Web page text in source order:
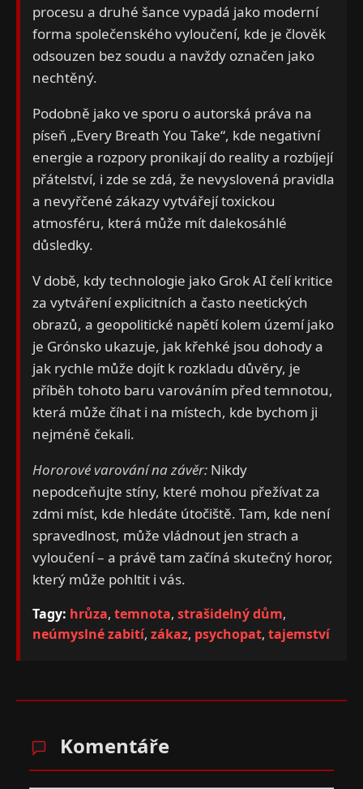
procesu a druhé šance vypadá jako moderní
forma společenského vyloučení, kde je člověk
odsouzen bez soudu a navždy označen jako
nechtěný.
Podobně jako ve sporu o autorská práva na
píseň „Every Breath You Take“, kde negativní
energie a rozpory pronikají do reality a rozbíjejí
přátelství, i zde se zdá, že nevyslovená pravidla
a nevyřčené zákazy vytvářejí toxickou
atmosféru, která může mít dalekosáhlé
důsledky.
V době, kdy technologie jako Grok AI čelí kritice
za vytváření explicitních a často neetických
obrazů, a geopolitické napětí kolem území jako
je Grónsko ukazuje, jak křehké jsou dohody a
jak rychle může dojít k rozkladu důvěry, je
příběh tohoto baru varováním před temnotou,
která může číhat i na místech, kde bychom ji
nejméně čekali.
Hororové varování na závěr: Nikdy
nepodceňujte stíny, které mohou přežívat za
zdmi míst, kde hledáte útočiště. Tam, kde není
spravedlnost, může vládnout jen strach a
vyloučení – a právě tam začíná skutečný horor,
který může pohltit i vás.
Tagy: hrůza, temnota, strašidelný dům,
neúmyslné zabití, zákaz, psychopat, tajemství
Komentáře